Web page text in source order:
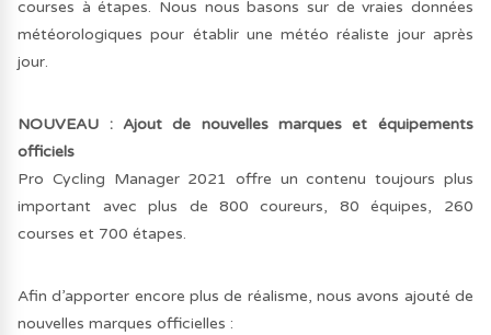
courses à étapes. Nous nous basons sur de vraies données
météorologiques pour établir une météo réaliste jour après
jour.
NOUVEAU : Ajout de nouvelles marques et équipements
officiels
Pro Cycling Manager 2021 offre un contenu toujours plus
important avec plus de 800 coureurs, 80 équipes, 260
courses et 700 étapes.
Afin d’apporter encore plus de réalisme, nous avons ajouté de
nouvelles marques officielles :